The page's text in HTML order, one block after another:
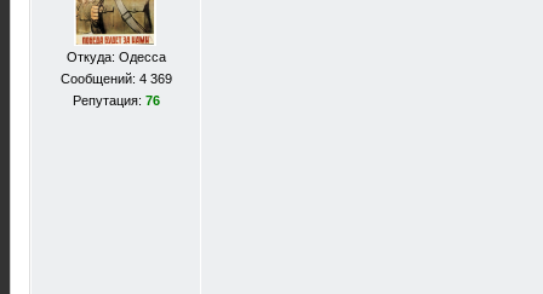
Откуда: Одесса
Сообщений: 4 369
Репутация: 76